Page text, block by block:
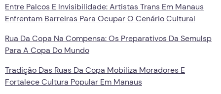
Entre Palcos E Invisibilidade: Artistas Trans Em Manaus
Enfrentam Barreiras Para Ocupar O Cenário Cultural
Rua Da Copa Na Compensa: Os Preparativos Da Semulsp
Para A Copa Do Mundo
Tradição Das Ruas Da Copa Mobiliza Moradores E
Fortalece Cultura Popular Em Manaus